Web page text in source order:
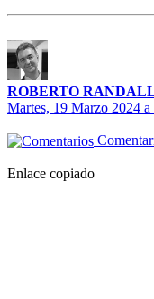
ROBERTO
Martes, 19 Marzo 2024 a
Enlace copiado